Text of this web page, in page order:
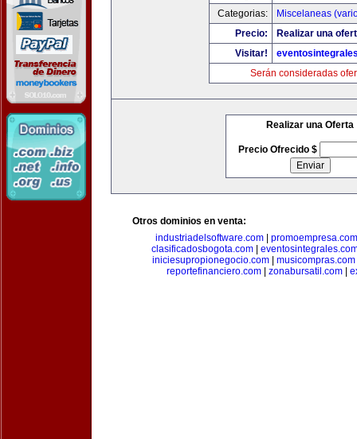
Categorias:
Miscelaneas
Precio:
Realizar una
Visitar!
Serán consideradas
Realizar una Oferta
Precio Ofrecido $
Otros dominios en venta:
industriadelsoftware.com| promoempresa.com
clasificadosbogota.com
iniciesupropionegocio.com
musicompras.com
reportefinanciero.com| zonabursatil.com|